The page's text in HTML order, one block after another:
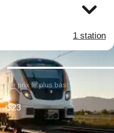
1 station
Le prix le plus bas:
$23